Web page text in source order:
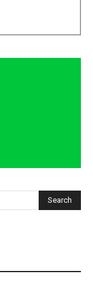
Search